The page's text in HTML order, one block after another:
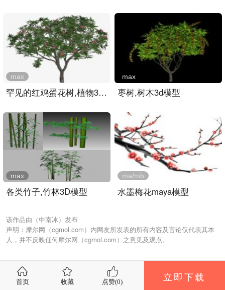
罕见的红鸡蛋花树,植物3D模..
max
枣树,树木3d模型
max
各类竹子,竹林3D模型
max
水墨梅花maya模型
ma/mb
该作品由（中南冰）发布
声明：摩尔网（cgmol.com）内网友所发表的所有内容及言论仅代表其本
人，并不反映任何摩尔网（cgmol.com）之意见及观点。
首页 收藏 点赞(0) 立即下载